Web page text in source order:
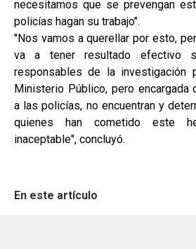
necesitamos que se prevengan
policías hagan su trabajo".
"Nos vamos a querellar por esto,
va a tener resultado efectivo
responsables de la investigación
Ministerio Público, pero encargada
a las policías, no encuentran y
quienes han cometido este
inaceptable", concluyó.
En este artículo